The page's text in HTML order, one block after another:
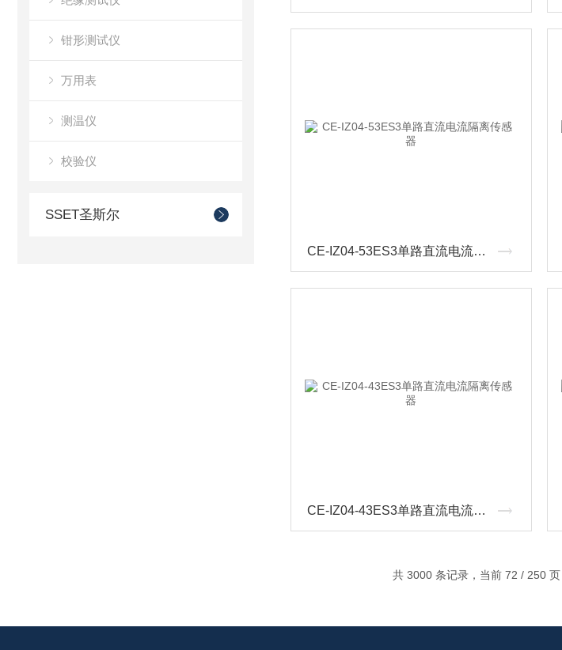
钳形测试仪
万用表
测温仪
校验仪
SSET圣斯尔
CE-IZ04-53ES3单路直流电流隔离传感器
CE-IZ04-43ES3单路直流电流隔离传感器
共 3000 条记录，当前 72 / 250 页